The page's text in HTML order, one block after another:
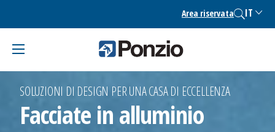
content
Area riservata IT
SOLUZIONI DI DESIGN PER UNA CASA DI ECCELLENZA
Facciate in alluminio